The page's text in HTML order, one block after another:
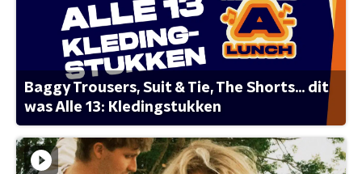
Baggy Trousers, Suit & Tie, The Shorts... dit
was Alle 13: Kledingstukken